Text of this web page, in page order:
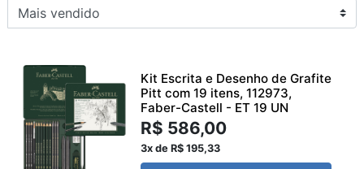
Kit Escrita e Desenho de Grafite
Pitt com 19 itens, 112973,
Faber-Castell - ET 19 UN
R$ 586,00
3x de R$ 195,33